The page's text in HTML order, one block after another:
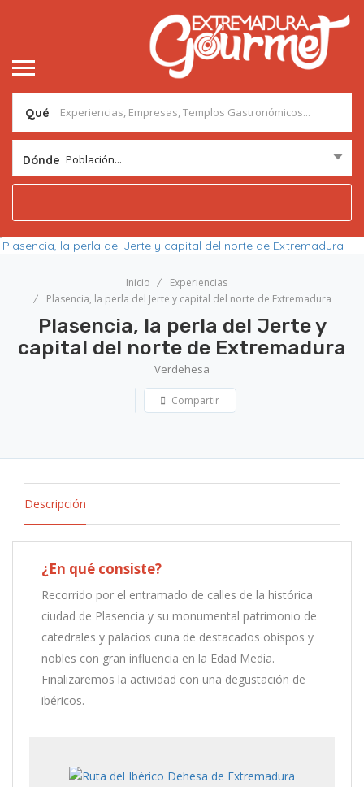
Qué
Dónde Población...
Inicio
Experiencias
Plasencia, la perla del Jerte y capital del norte de Extremadura
Plasencia, la perla del Jerte y
capital del norte de Extremadura
Verdehesa
Compartir
Descripción
¿En qué consiste?
Recorrido por el entramado de calles de la histórica
ciudad de Plasencia y su monumental patrimonio de
catedrales y palacios cuna de destacados obispos y
nobles con gran influencia en la Edad Media.
Finalizaremos la actividad con una degustación de
ibéricos.